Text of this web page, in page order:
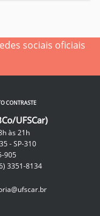
sociais oficiais
CONTRASTE
UFSCar)
às 21h
- SP-310
905
3351-8134